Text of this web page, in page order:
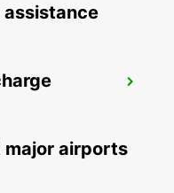
assistance
airports